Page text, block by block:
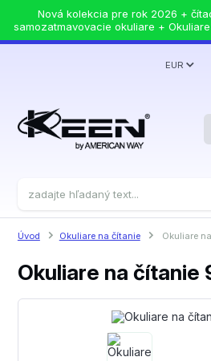
Nová kolekcia pre rok 2026 +
samozatmavovacie okuliare +
EUR
Úvod Okuliare na čítanie Okuliare
Okuliare na čítanie